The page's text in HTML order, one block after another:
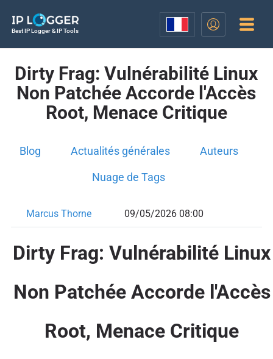
Best IP Logger & IP Tools
Dirty Frag: Vulnérabilité Linux
Non Patchée Accorde l'Accès
Root, Menace Critique
Blog Actualités générales Auteurs
Nuage de Tags
Marcus Thorne 09/05/2026 08:00
Dirty Frag: Vulnérabilité Linux
Non Patchée Accorde l'Accès
Root, Menace Critique